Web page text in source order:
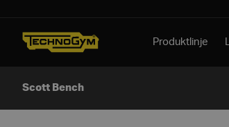
Produktlinje
Scott Bench